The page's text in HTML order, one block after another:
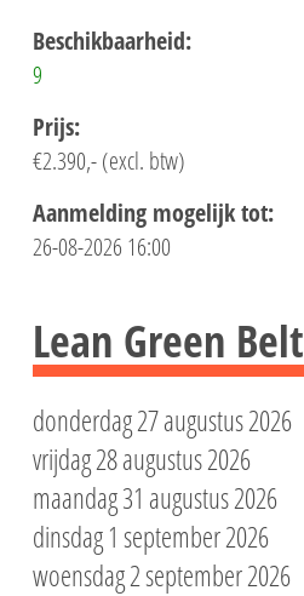
Beschikbaarheid:
9
Prijs:
€2.390,- (excl. btw)
Aanmelding mogelijk tot:
26-08-2026 16:00
Lean Green Belt
donderdag 27 augustus 2026
vrijdag 28 augustus 2026
maandag 31 augustus 2026
dinsdag 1 september 2026
woensdag 2 september 2026